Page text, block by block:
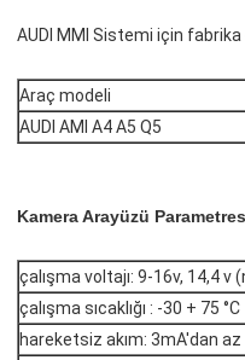
AUDI MMI Sistemi için
Araç modeli
AUDI AMI A4 A5 Q5
Kamera Arayüzü
çalışma voltajı: 9-16v, 14,4 v
çalışma sıcaklığı : -30 + 75 °C
hareketsiz akım: 3mA'dan az